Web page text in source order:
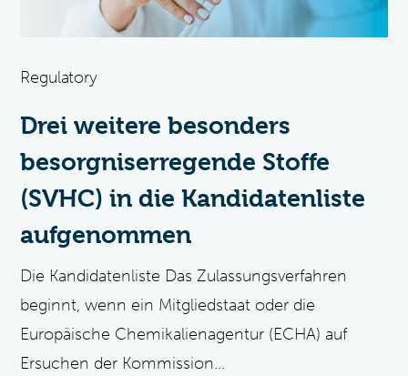
Regulatory
Drei weitere besonders
besorgniserregende Stoffe
(SVHC) in die Kandidatenliste
aufgenommen
Die Kandidatenliste Das Zulassungsverfahren
beginnt, wenn ein Mitgliedstaat oder die
Europäische Chemikalienagentur (ECHA) auf
Ersuchen der Kommission...